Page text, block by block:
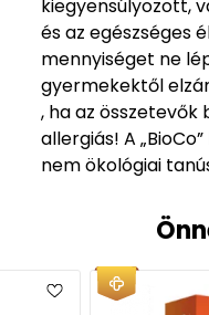
kiegyensúlyozott,
és az egészséges
mennyiséget ne
gyermekektől
, ha az
allergiás! A
nem ökológiai